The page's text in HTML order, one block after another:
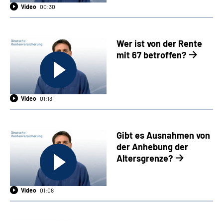
Video 00:30
Wer ist von der Rente
mit 67 betroffen?
Video 01:13
Gibt es Ausnahmen von
der Anhebung der
Altersgrenze?
Video 01:08